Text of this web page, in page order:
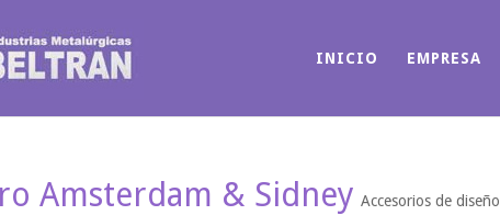
INICIO EMPRESA
Amsterdam & Sidney Accesorios de diseño